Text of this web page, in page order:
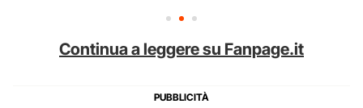
Continua a leggere su Fanpage.it